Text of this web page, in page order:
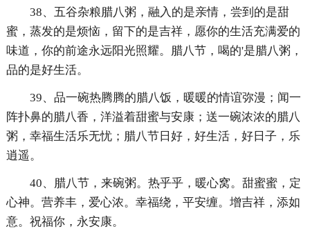
38、五谷杂粮腊八粥，融入的是亲情，尝到的是甜
蜜，蒸发的是烦恼，留下的是吉祥，愿你的生活充满爱的
味道，你的前途永远阳光照耀。腊八节，喝的'是腊八粥，
品的是好生活。
39、品一碗热腾腾的腊八饭，暖暖的情谊弥漫；闻一
阵扑鼻的腊八香，洋溢着甜蜜与安康；送一碗浓浓的腊八
粥，幸福生活乐无忧；腊八节日好，好生活，好日子，乐
逍遥。
40、腊八节，来碗粥。热乎乎，暖心窝。甜蜜蜜，定
心神。营养丰，爱心浓。幸福绕，平安缠。增吉祥，添如
意。祝福你，永安康。